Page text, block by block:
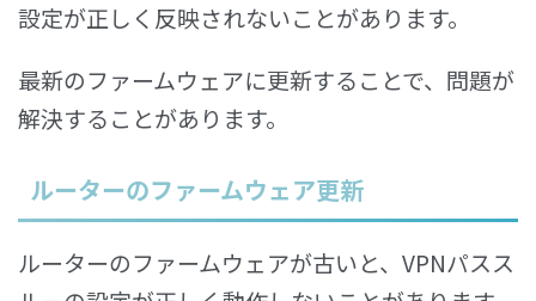
設定が正しく反映されないことがあります。
最新のファームウェアに更新することで、問題が
解決することがあります。
ルーターのファームウェア更新
ルーターのファームウェアが古いと、VPNパスス